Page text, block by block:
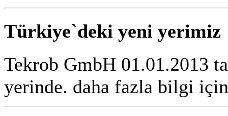
Türkiye`deki yeni yerimiz
Tekrob GmbH 01.01.2013
yerinde. daha fazla bilgi